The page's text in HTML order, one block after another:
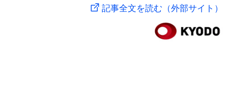
記事全文を読む（外部サイト）